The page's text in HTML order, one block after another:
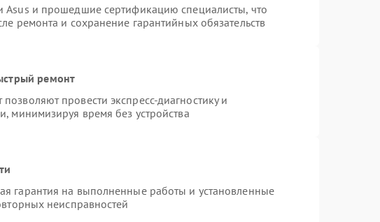
Asus и прошедшие сертификацию специалисты, что
ремонта и сохранение гарантийных обязательств
ремонт
провести экспресс-диагностику и
минимизируя время без устройства
гарантия на выполненные работы и установленные
неисправностей